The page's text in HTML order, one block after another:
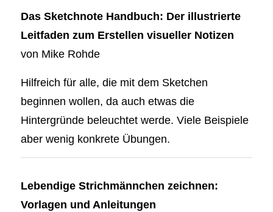
Das Sketchnote Handbuch: Der illustrierte
Leitfaden zum Erstellen visueller Notizen
von Mike Rohde
Hilfreich für alle, die mit dem Sketchen
beginnen wollen, da auch etwas die
Hintergründe beleuchtet werde. Viele Beispiele
aber wenig konkrete Übungen.
Lebendige Strichmännchen zeichnen:
Vorlagen und Anleitungen